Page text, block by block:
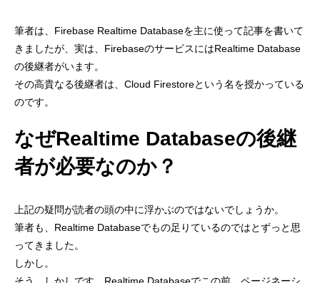
筆者は、Firebase Realtime Databaseを主に使って記事を書いて
きましたが、実は、FirebaseのサービスにはRealtime Database
の後継者がいます。
その高貴なる後継者は、Cloud Firestoreという名を授かっている
のです。
なぜRealtime Databaseの後継
者が必要なのか？
上記の疑問が読者の頭の中に浮かぶのではないでしょうか。
筆者も、Realtime Databaseでもの足りているのではとずっと思
ってきました。
しかし。